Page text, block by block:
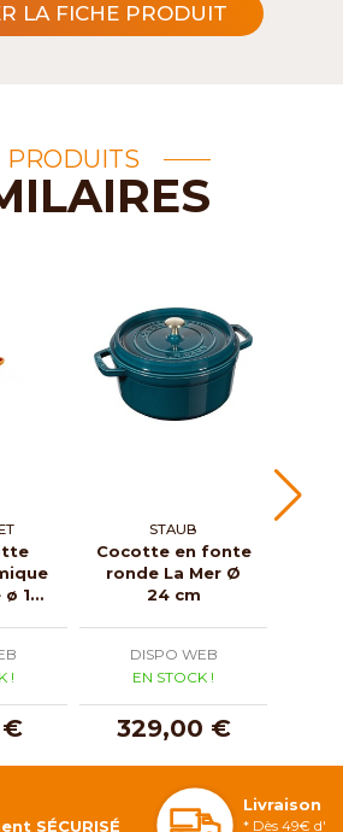
LA FICHE PRODUIT
PRODUITS
ø 10
!
€
STAUB
Cocotte en fonte
ronde La Mer Ø
24 cm
DISPO WEB
EN STOCK !
329,00 €
SÉCURISÉ
Livraison
* Dès 49€